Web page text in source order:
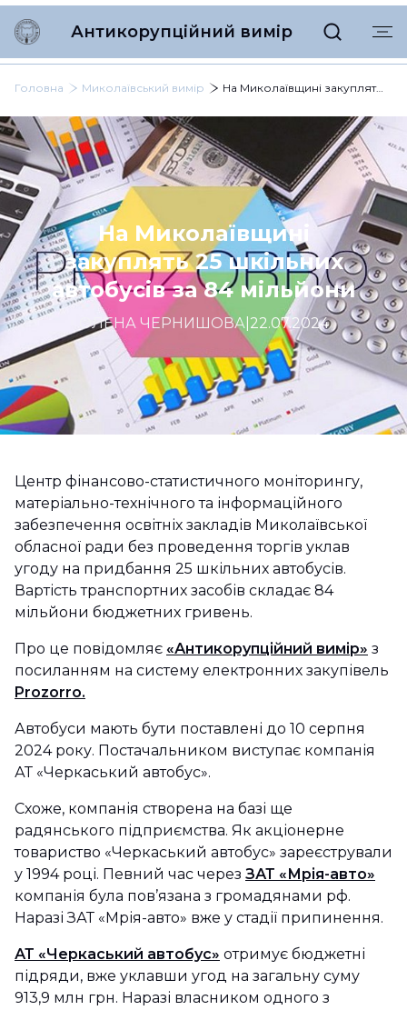
Антикорупційний вимір
Головна Миколаївський вимір На Миколаївщині закуплять 25 шкільних автобусів за 84 мільйони
На Миколаївщині
закуплять 25 шкільних
автобусів за 84 мільйони
ОЛЕНА ЧЕРНИШОВА 22.07.2024
Центр фінансово-статистичного моніторингу,
матеріально-технічного та інформаційного
забезпечення освітніх закладів Миколаївської
обласної ради без проведення торгів уклав
угоду на придбання 25 шкільних автобусів.
Вартість транспортних засобів складає 84
мільйони бюджетних гривень.
Про це повідомляє «Антикорупційний вимір» з
посиланням на систему електронних закупівель
Prozorro.
Автобуси мають бути поставлені до 10 серпня
2024 року. Постачальником виступає компанія
АТ «Черкаський автобус».
Схоже, компанія створена на базі ще
радянського підприємства. Як акціонерне
товариство «Черкаський автобус» зареєстрували
у 1994 році. Певний час через ЗАТ «Мрія-авто»
компанія була пов’язана з громадянами рф.
Наразі ЗАТ «Мрія-авто» вже у стадії припинення.
АТ «Черкаський автобус» отримує бюджетні
підряди, вже уклавши угод на загальну суму
913,9 млн грн. Наразі власником одного з